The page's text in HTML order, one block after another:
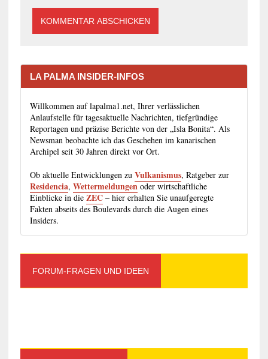
LA PALMA INSIDER-INFOS
Willkommen auf lapalma1.net, Ihrer verlässlichen
Anlaufstelle für tagesaktuelle Nachrichten, tiefgründige
Reportagen und präzise Berichte von der „Isla Bonita“. Als
Newsman beobachte ich das Geschehen im kanarischen
Archipel seit 30 Jahren direkt vor Ort.
Ob aktuelle Entwicklungen zu Vulkanismus, Ratgeber zur
Residencia, Wettermeldungenoder wirtschaftliche
Einblicke in die ZEC– hier erhalten Sie unaufgeregte
Fakten abseits des Boulevards durch die Augen eines
Insiders.
FORUM-FRAGEN UND IDEEN